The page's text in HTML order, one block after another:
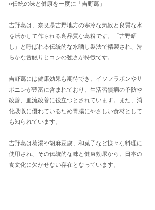
○伝統の味と健康を一度に「吉野葛」
吉野葛は、奈良県吉野地方の寒冷な気候と良質な水
を活かして作られる高品質な葛粉です。「吉野晒
し」と呼ばれる伝統的な水晒し製法で精製され、滑
らかな舌触りとコシの強さが特徴です。
吉野葛には健康効果も期待でき、イソフラボンやサ
ポニンが豊富に含まれており、生活習慣病の予防や
改善、血流改善に役立つとされています。また、消
化吸収に優れているため胃腸にやさしい食材として
も知られています。
吉野葛は葛湯や胡麻豆腐、和菓子など様々な料理に
使用され、その伝統的な味と健康効果から、日本の
食文化に欠かせない存在となっています。